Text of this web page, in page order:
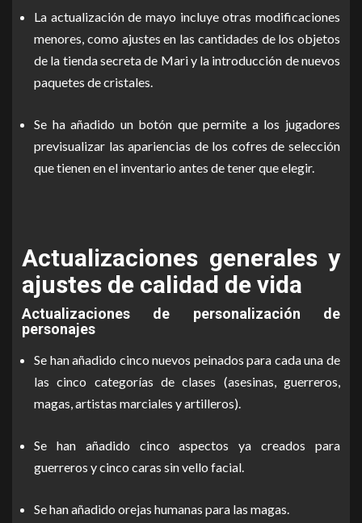
La actualización de mayo incluye otras modificaciones
menores, como ajustes en las cantidades de los objetos
de la tienda secreta de Mari y la introducción de nuevos
paquetes de cristales.
Se ha añadido un botón que permite a los jugadores
previsualizar las apariencias de los cofres de selección
que tienen en el inventario antes de tener que elegir.
Actualizaciones generales y
ajustes de calidad de vida
Actualizaciones de personalización de
personajes
Se han añadido cinco nuevos peinados para cada una de
las cinco categorías de clases (asesinas, guerreros,
magas, artistas marciales y artilleros).
Se han añadido cinco aspectos ya creados para
guerreros y cinco caras sin vello facial.
Se han añadido orejas humanas para las magas.